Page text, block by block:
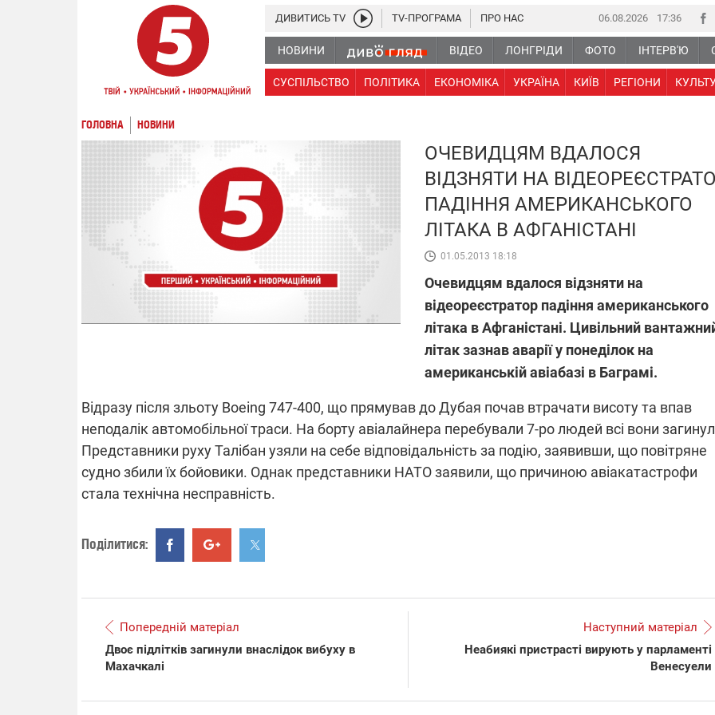
06.08.2026 17 36
НОВИНИ ВІДЕО ЛОНГРІДИ ФОТО ІНТЕРВ'Ю
СУСПІЛЬСТВО ПОЛІТИКА ЕКОНОМІКА УКРАЇНА КИЇВ РЕГІОНИ
ДИВИТИСЬ TV TV-ПРОГРАМА ПРО НАС
ГОЛОВНА НОВИНИ
ОЧЕВИДЦЯМ ВДАЛОСЯ
ВІДЗНЯТИ НА
ПАДІННЯ АМЕРИКАНСЬКОГО
ЛІТАКА В АФГАНІСТАНІ
01.05.2013 18:18
Очевидцям вдалося відзняти на
відеореєстратор падіння американського
літака в Афганістані. Цивільний
літак зазнав аварії у понеділок на
американській авіабазі в Баграмі.
Відразу після зльоту Boeing 747-400, що прямував до Дубая почав втрачати висоту та впав
неподалік автомобільної траси. На борту авіалайнера перебували 7-ро людей всі вони
Представники руху Талібан узяли на себе відповідальність за подію, заявивши, що повітряне
судно збили їх бойовики. Однак представники НАТО заявили, що причиною авіакатастрофи
стала технічна несправність.
Поділитися:
Попередній матеріал
Двоє підлітків загинули внаслідок вибуху в
Махачкалі
Наступний матеріал
Неабиякі пристрасті вирують у парламенті
Венесуели
ВІДКЛЮЧЕННЯ СВІТЛА В УКРАЇНІ
Частина споживачів у чотирьох
областях залишається без світла після
ПЛІВКИ МІНДІЧА: СПРАВА
ОБОРУДОК ДРУГА
Нова підозра у справі Міндіча:
08.09.2025 12:09
виграй легендарний
11.08.2025 15:16
підтримайте